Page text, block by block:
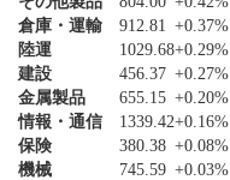
倉庫・運輸
912.81 +0.37%
陸運
1029.68+0.29%
建設
456.37 +0.27%
金属製品
655.15 +0.20%
情報・通信
1339.42+0.16%
保険
380.38 +0.08%
機械
745.59 +0.03%